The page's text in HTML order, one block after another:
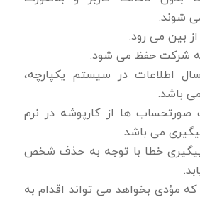
شوند.
بین می رود.
شركت حفظ می شود.
اطلاعات در سیستم یكپارچه،
باشد.
صورتحساب ها از كارپوشه در نرم
می باشد.
خطا با توجه به حذف شخص
مؤدی بخواهد می تواند اقدام به